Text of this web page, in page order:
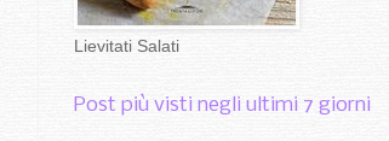
Lievitati Salati
Post più visti negli ultimi 7 giorni